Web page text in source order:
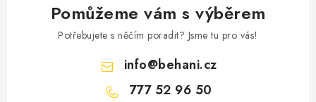
Pomůžeme vám s výběrem
Potřebujete s něčím poradit? Jsme tu pro vás!
info@behani.cz
777 52 96 50